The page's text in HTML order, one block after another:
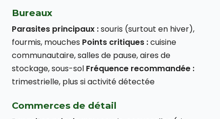
Bureaux
Parasites principaux :souris (surtout en hiver),
fourmis, mouches Points critiques :cuisine
communautaire, salles de pause, aires de
stockage, sous-sol Fréquence recommandée :
trimestrielle, plus si activité détectée
Commerces de détail